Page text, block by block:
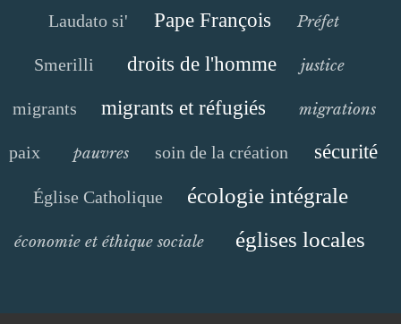
Laudato si' Pape François Préfet
Smerilli droits de l'homme justice
migrants migrants et réfugiés migrations
paix pauvres soin de la création sécurité
Église Catholique écologie intégrale
économie et éthique sociale églises locales